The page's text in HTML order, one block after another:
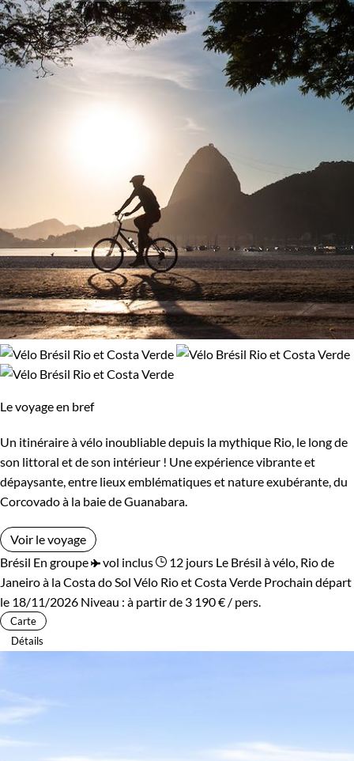
83% de satisfaction(12 avis)
communautés locales. Randonner au Brésil, c'est allier au
voyage physique, un voyage spirituel, une plongée dans
l'âme mystique d'un pays aux charmes inépuisables.
Activité
Découverte Randonnée
Vélo
Les 14/16 ans
Itinérance
Itinérant Semi-itinérant
Environnement
Bord de mer et îles Forêts, collines, rivières et lacs
Le voyage en bref
Un itinéraire à vélo inoubliable depuis la mythique Rio, le long de
son littoral et de son intérieur ! Une expérience vibrante et
dépaysante, entre lieux emblématiques et nature exubérante, du
Corcovado à la baie de Guanabara.
Voir le voyage
Brésil En groupe vol inclus 12 jours Le Brésil à vélo, Rio de
Janeiro à la Costa do Sol Vélo Rio et Costa Verde Prochain départ
le 18/11/2026 Niveau : à partir de 3 190 € / pers.
Carte
Détails